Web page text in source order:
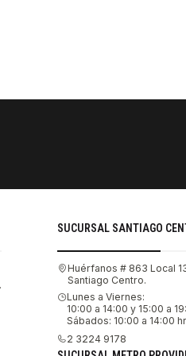
SUCURSAL SANTIAGO
Huérfanos # 863 Local
Santiago Centro.
Lunes a Viernes:
10:00 a 14:00 y 15:00 a
Sábados: 10:00 a 14:00
2 3224 9178